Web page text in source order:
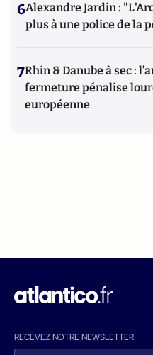
6Alexandre Jardin :
plus à une police de la
7Rhin & Danube à sec :
fermeture pénalise
européenne
RECEVEZ NOTRE NEWSLETTER